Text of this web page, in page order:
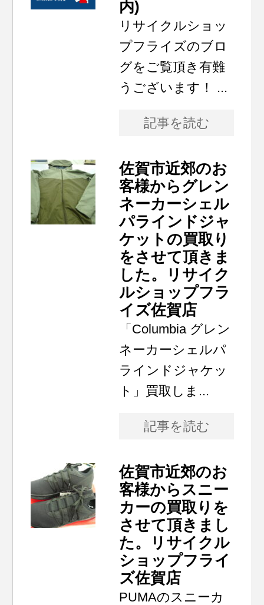
内)
リサイクルショッ
プフライズのブロ
グをご覧頂き有難
うございます！ ...
記事を読む
佐賀市近郊のお
客様からグレン
ネーカーシェル
パラインドジャ
ケットの買取り
をさせて頂きま
した。リサイク
ルショップフラ
イズ佐賀店
「Columbia グレン
ネーカーシェルパ
ラインドジャケッ
ト」買取しま...
記事を読む
佐賀市近郊のお
客様からスニー
カーの買取りを
させて頂きまし
た。リサイクル
ショップフライ
ズ佐賀店
PUMAのスニーカ